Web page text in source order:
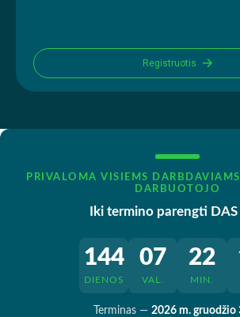
Registruotis
PRIVALOMA VISIEMS
DARBUOTOJO
Iki termino parengti
144
DIENOS
07
VAL.
22
MIN.
Terminas — 2026 m. gruodžio